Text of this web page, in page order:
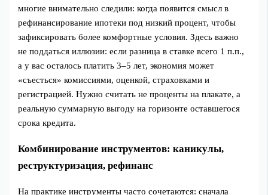
многие внимательно следили: когда появится смысл в
рефинансирование ипотеки под низкий процент, чтобы
зафиксировать более комфортные условия. Здесь важно
не поддаться иллюзии: если разница в ставке всего 1 п.п.,
а у вас осталось платить 3–5 лет, экономия может
«съесться» комиссиями, оценкой, страховками и
регистрацией. Нужно считать не проценты на плакате, а
реальную суммарную выгоду на горизонте оставшегося
срока кредита.
Комбинирование инструментов: каникулы,
реструктуризация, рефинанс
На практике инструменты часто сочетаются: сначала